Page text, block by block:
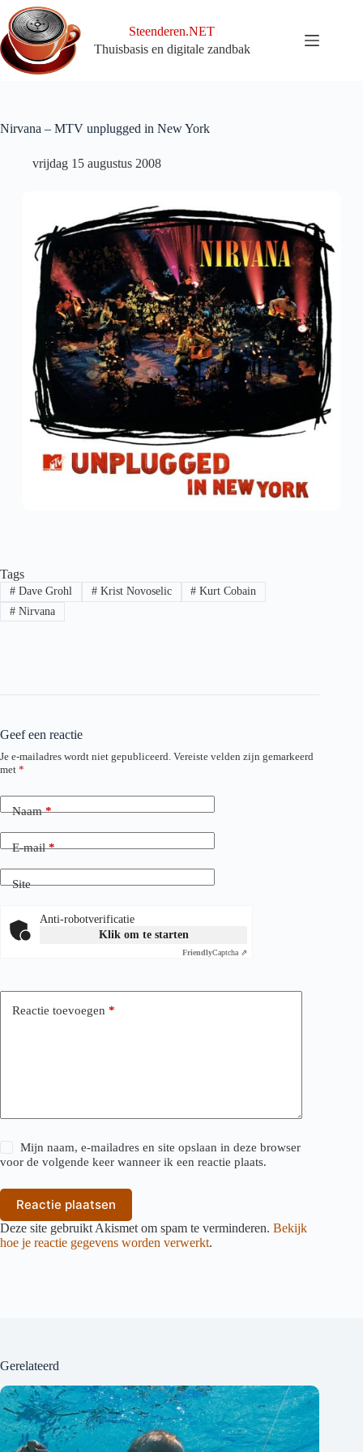
naar
de
inhoud
Steenderen.NET
Thuisbasis en digitale zandbak
Nirvana – MTV unplugged in New York
vrijdag 15 augustus 2008
Tags
#Dave Grohl #Krist Novoselic # Kurt Cobain
#Nirvana
Geef een reactie
Je e-mailadres wordt niet gepubliceerd. Vereiste velden zijn gemarkeerd
met *
Naam*
E-mail*
Site
Anti-robotverificatie
Klik om te starten
FriendlyCaptcha ⇗
Reactie toevoegen *
Mijn naam, e-mailadres en site opslaan in deze browser
voor de volgende keer wanneer ik een reactie plaats.
Reactie plaatsen
Deze site gebruikt Akismet om spam te verminderen. Bekijk
hoe je reactie gegevens worden verwerkt.
Gerelateerd